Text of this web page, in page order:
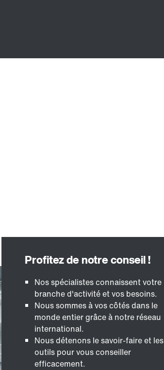
Nos spécialistes connaissent votre
branche d'activité et vos besoins.
Nous sommes à vos côtés dans le
monde entier grâce à notre réseau
international.
Nous détenons le savoir-faire et les
outils pour vous conseiller
efficacement.